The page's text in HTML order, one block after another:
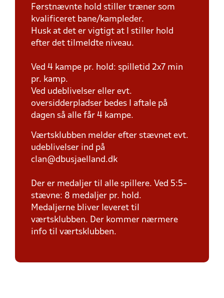
Førstnævnte hold stiller træner som
kvalificeret bane/kampleder.
Husk at det er vigtigt at I stiller hold
efter det tilmeldte niveau.
Ved 4 kampe pr. hold: spilletid 2x7 min
pr. kamp.
Ved udeblivelser eller evt.
oversidderpladser bedes I aftale på
dagen så alle får 4 kampe.
Værtsklubben melder efter stævnet evt.
udeblivelser ind på
clan@dbusjaelland.dk
Der er medaljer til alle spillere. Ved 5:5-
stævne: 8 medaljer pr. hold.
Medaljerne bliver leveret til
værtsklubben. Der kommer nærmere
info til værtsklubben.